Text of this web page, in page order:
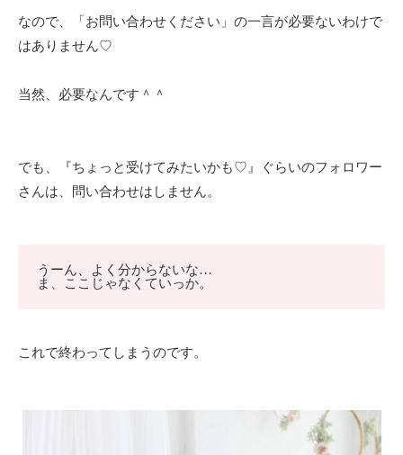
なので、「お問い合わせください」の一言が必要ないわけで
はありません♡
当然、必要なんです＾＾
でも、『ちょっと受けてみたいかも♡』ぐらいのフォロワー
さんは、問い合わせはしません。
うーん、よく分からないな…
ま、ここじゃなくていっか。
これで終わってしまうのです。